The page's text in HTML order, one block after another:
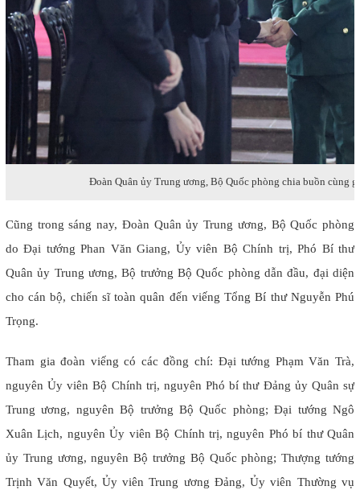
Đoàn Quân ủy Trung ương, Bộ Quốc phòng chia buồn cùng
Cũng trong sáng nay, Đoàn Quân ủy Trung ương, Bộ Quốc phòng
do Đại tướng Phan Văn Giang, Ủy viên Bộ Chính trị, Phó Bí thư
Quân ủy Trung ương, Bộ trưởng Bộ Quốc phòng dẫn đầu, đại diện
cho cán bộ, chiến sĩ toàn quân đến viếng Tổng Bí thư Nguyễn Phú
Trọng.
Tham gia đoàn viếng có các đồng chí: Đại tướng Phạm Văn Trà,
nguyên Ủy viên Bộ Chính trị, nguyên Phó bí thư Đảng ủy Quân sự
Trung ương, nguyên Bộ trưởng Bộ Quốc phòng; Đại tướng Ngô
Xuân Lịch, nguyên Ủy viên Bộ Chính trị, nguyên Phó bí thư Quân
ủy Trung ương, nguyên Bộ trưởng Bộ Quốc phòng; Thượng tướng
Trịnh Văn Quyết, Ủy viên Trung ương Đảng, Ủy viên Thường vụ